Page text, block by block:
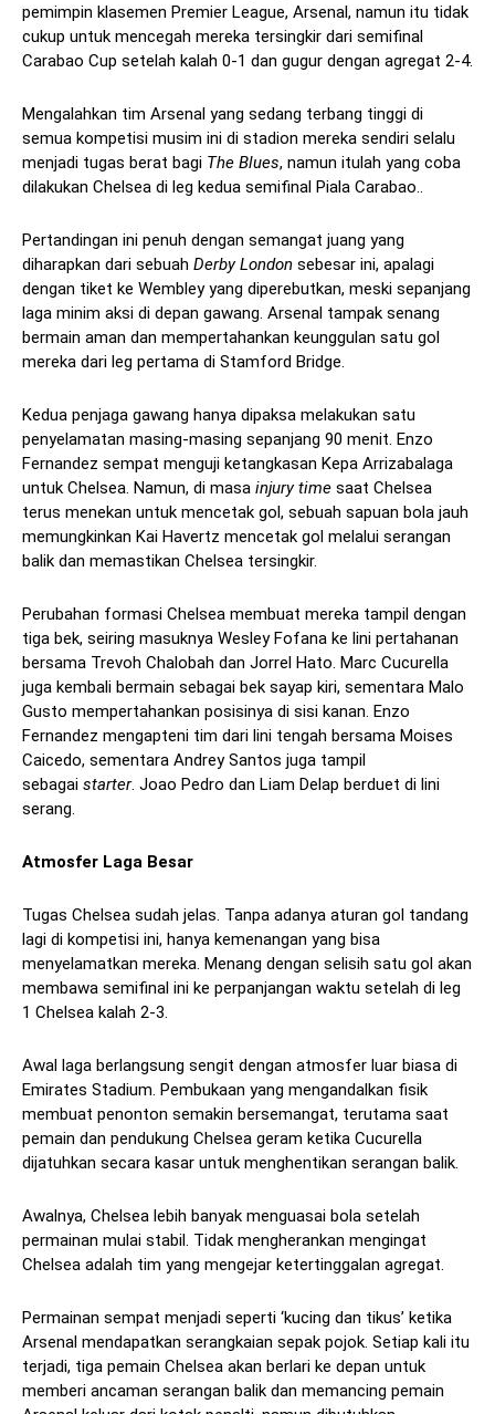
pemimpin klasemen Premier League, Arsenal, namun itu tidak
cukup untuk mencegah mereka tersingkir dari semifinal
Carabao Cup setelah kalah 0-1 dan gugur dengan agregat 2-4.
Mengalahkan tim Arsenal yang sedang terbang tinggi di
semua kompetisi musim ini di stadion mereka sendiri selalu
menjadi tugas berat bagi The Blues, namun itulah yang coba
dilakukan Chelsea di leg kedua semifinal Piala Carabao..
Pertandingan ini penuh dengan semangat juang yang
diharapkan dari sebuah Derby London sebesar ini, apalagi
dengan tiket ke Wembley yang diperebutkan, meski sepanjang
laga minim aksi di depan gawang. Arsenal tampak senang
bermain aman dan mempertahankan keunggulan satu gol
mereka dari leg pertama di Stamford Bridge.
Kedua penjaga gawang hanya dipaksa melakukan satu
penyelamatan masing-masing sepanjang 90 menit. Enzo
Fernandez sempat menguji ketangkasan Kepa Arrizabalaga
untuk Chelsea. Namun, di masa injury time saat Chelsea
terus menekan untuk mencetak gol, sebuah sapuan bola jauh
memungkinkan Kai Havertz mencetak gol melalui serangan
balik dan memastikan Chelsea tersingkir.
Perubahan formasi Chelsea membuat mereka tampil dengan
tiga bek, seiring masuknya Wesley Fofana ke lini pertahanan
bersama Trevoh Chalobah dan Jorrel Hato. Marc Cucurella
juga kembali bermain sebagai bek sayap kiri, sementara Malo
Gusto mempertahankan posisinya di sisi kanan. Enzo
Fernandez mengapteni tim dari lini tengah bersama Moises
Caicedo, sementara Andrey Santos juga tampil
sebagai starter. Joao Pedro dan Liam Delap berduet di lini
serang.
Atmosfer Laga Besar
Tugas Chelsea sudah jelas. Tanpa adanya aturan gol tandang
lagi di kompetisi ini, hanya kemenangan yang bisa
menyelamatkan mereka. Menang dengan selisih satu gol akan
membawa semifinal ini ke perpanjangan waktu setelah di leg
1 Chelsea kalah 2-3.
Awal laga berlangsung sengit dengan atmosfer luar biasa di
Emirates Stadium. Pembukaan yang mengandalkan fisik
membuat penonton semakin bersemangat, terutama saat
pemain dan pendukung Chelsea geram ketika Cucurella
dijatuhkan secara kasar untuk menghentikan serangan balik.
Awalnya, Chelsea lebih banyak menguasai bola setelah
permainan mulai stabil. Tidak mengherankan mengingat
Chelsea adalah tim yang mengejar ketertinggalan agregat.
Permainan sempat menjadi seperti ‘kucing dan tikus’ ketika
Arsenal mendapatkan serangkaian sepak pojok. Setiap kali itu
terjadi, tiga pemain Chelsea akan berlari ke depan untuk
memberi ancaman serangan balik dan memancing pemain